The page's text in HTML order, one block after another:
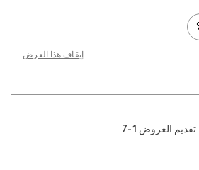
إيقاف هذا العرض
تقديم العروض 1-7